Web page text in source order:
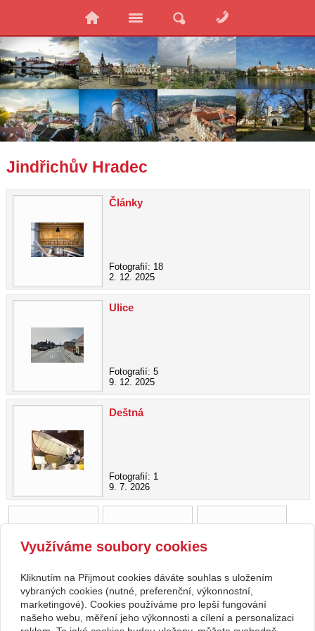
Jindřichův Hradec
Články
Fotografií: 18
2. 12. 2025
Ulice
Fotografií: 5
9. 12. 2025
Deštná
Fotografií: 1
9. 7. 2026
zpět
Využíváme soubory cookies
Kliknutím na Přijmout cookies dáváte souhlas s uložením
vybraných cookies (nutné, preferenční, výkonnostní,
marketingové). Cookies používáme pro lepší fungování
našeho webu, měření jeho výkonnosti a cílení a personalizaci